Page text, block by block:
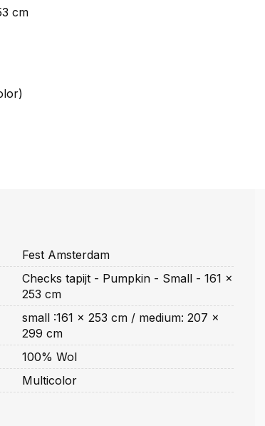
cm
Fest Amsterdam
Checks tapijt - Pumpkin - Small - 161 x
253 cm
small :161 x 253 cm / medium: 207 x
299 cm
100% Wol
Multicolor